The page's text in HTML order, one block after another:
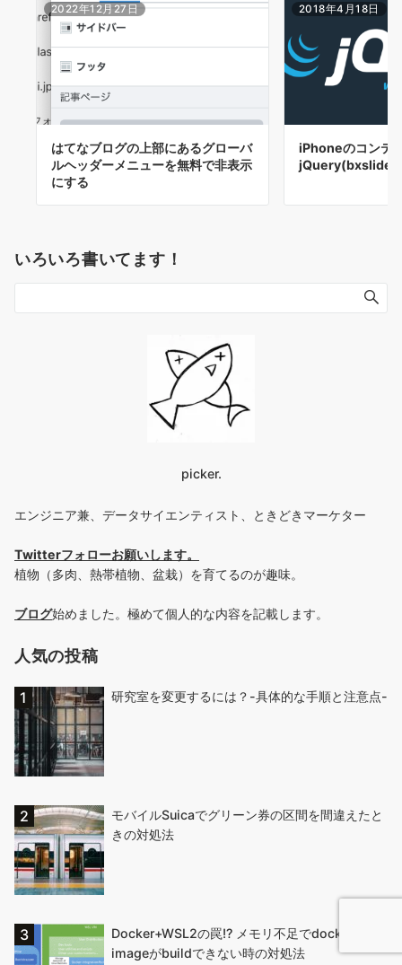
2022年12月27日
はてなブログの上部にあるグローバ
ルヘッダーメニューを無料で非表示
にする
2018年4月18日
iPhoneのコンテ
いろいろ書いてます！
picker.
エンジニア兼、データサイエンティスト、ときどきマーケター
Twitterフォローお願いします。
植物（多肉、熱帯植物、盆栽）を育てるのが趣味。
ブログ始めました。極めて個人的な内容を記載します。
人気の投稿
研究室を変更するには？-具体的な手順と注意点-
モバイルSuicaでグリーン券の区間を間違えたと
きの対処法
Docker+WSL2の罠!? メモリ不足でdockerの
imageがbuildできない時の対処法